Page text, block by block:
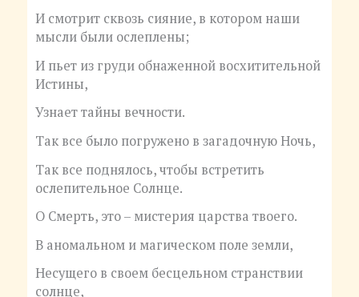
И смотрит сквозь сияние, в котором наши
мысли были ослеплены;
И пьет из груди обнаженной восхитительной
Истины,
Узнает тайны вечности.
Так все было погружено в загадочную Ночь,
Так все поднялось, чтобы встретить
ослепительное Солнце.
О Смерть, это – мистерия царства твоего.
В аномальном и магическом поле земли,
Несущего в своем бесцельном странствии
солнце,